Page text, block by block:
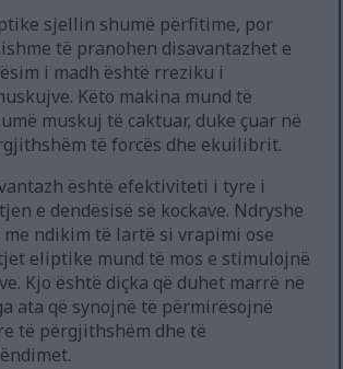
sjellin shumë përfitime, por
të pranohen disavantazhet e
i madh është rreziku i
Këto makina mund të
muskuj të caktuar, duke çuar në
të forcës dhe ekuilibrit.
është efektiviteti i tyre i
e dendësisë së kockave. Ndryshe
ndikim të lartë si vrapimi ose
eliptike mund të mos e stimulojnë
Kjo është diçka që duhet marrë në
ata që synojnë të përmirësojnë
të përgjithshëm dhe të